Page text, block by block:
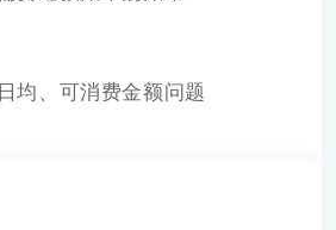
均、可消费金额问题